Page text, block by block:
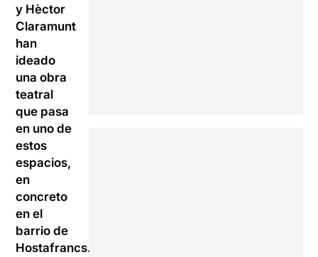
y Hèctor
Claramunt
han
ideado
una obra
teatral
que pasa
en uno de
estos
espacios,
en
concreto
en el
barrio de
Hostafrancs.